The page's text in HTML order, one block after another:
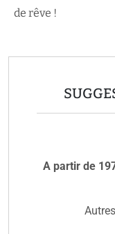
de rêve !
A partir de